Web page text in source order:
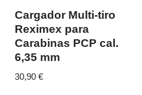
Cargador Multi-tiro
Reximex para
Carabinas PCP cal.
6,35 mm
30,90€